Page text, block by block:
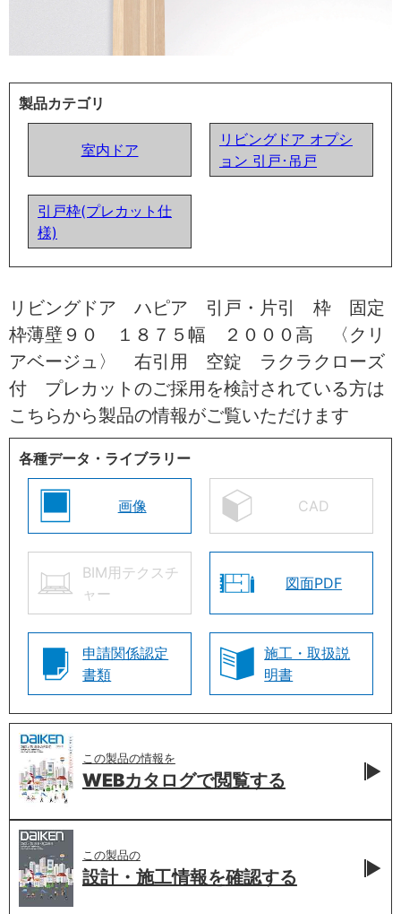
製品カテゴリ
室内ドア
リビングドア オプシ
ョン 引戸･吊戸
引戸枠(プレカット仕
様)
リビングドア ハピア 引戸・片引 枠 固定
枠薄壁９０ １８７５幅 ２０００高 〈クリ
アベージュ〉 右引用 空錠 ラクラクローズ
付 プレカットのご採用を検討されている方は
こちらから製品の情報がご覧いただけます
各種データ・ライブラリー
画像 CAD
BIM用テクスチ
ャー
図面PDF
申請関係認定
書類
施工・取扱説
明書
この製品の情報を
WEBカタログで閲覧する
この製品の
設計・施工情報を確認する